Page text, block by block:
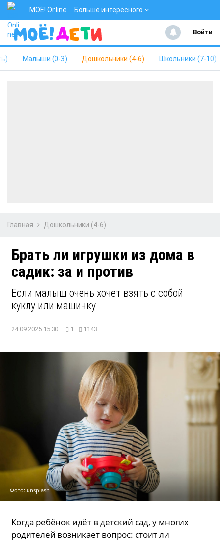
МОЁ! Online Больше интересного
Войти
Малыши (0-3) Дошкольники (4-6) Школьники (7-10)
Главная Дошкольники (4-6)
Брать ли игрушки из дома в
садик: за и против
Если малыш очень хочет взять с собой
куклу или машинку
24.09.2025 15:30 1 1143
Фото: unsplash
Когда ребёнок идёт в детский сад, у многих
родителей возникает вопрос: стоит ли